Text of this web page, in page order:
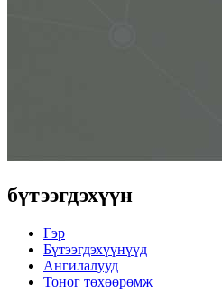
бүтээгдэхүүн
Гэр
Бүтээгдэхүүнүүд
Ангилалууд
Тоног төхөөрөмж